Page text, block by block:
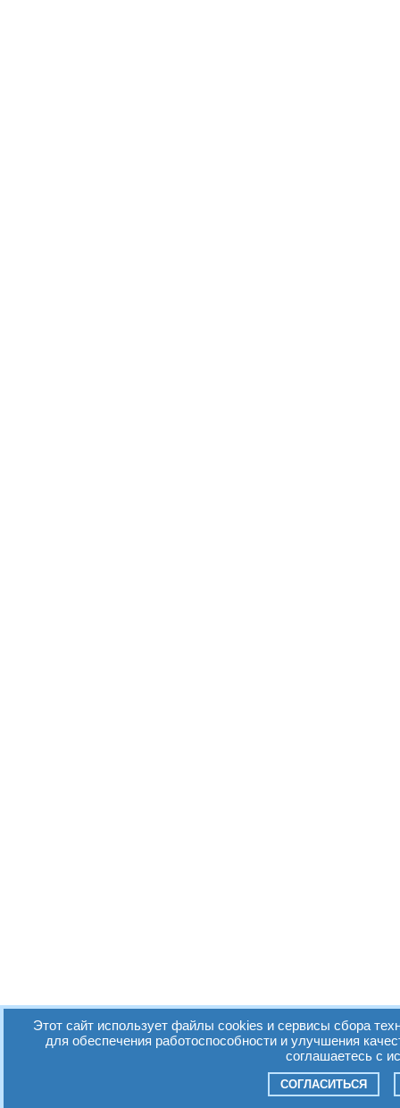
Этот сайт использует файлы cookies и сервисы сбора
для обеспечения работоспособности и улучшения
соглашаетесь с
СОГЛАСИТЬСЯ